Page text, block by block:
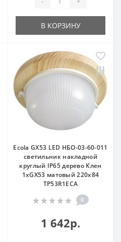
В КОРЗИНУ
Ecola GX53 LED НБО-03-60-011
светильник накладной
круглый IP65 дерево Клен
1xGX53 матовый 220х84
TP53R1ECA
0
1 642р.